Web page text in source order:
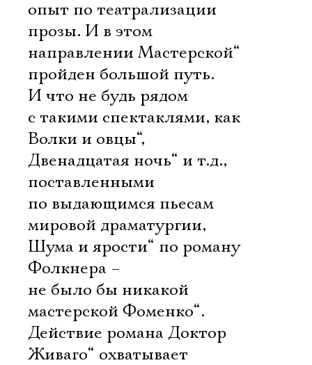
опыт по театрализации
прозы. И в этом
направлении Мастерской“
пройден большой путь.
И что не будь рядом
с такими спектаклями, как
Волки и овцы“,
Двенадцатая ночь“ и т.д.,
поставленными
по выдающимся пьесам
мировой драматургии,
Шума и ярости“ по роману
Фолкнера –
не было бы никакой
мастерской Фоменко“.
Действие романа Доктор
Живаго“ охватывает